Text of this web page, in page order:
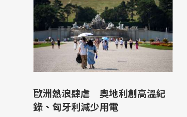
歐洲熱浪肆虐 奧地利創高溫紀
錄、匈牙利減少用電